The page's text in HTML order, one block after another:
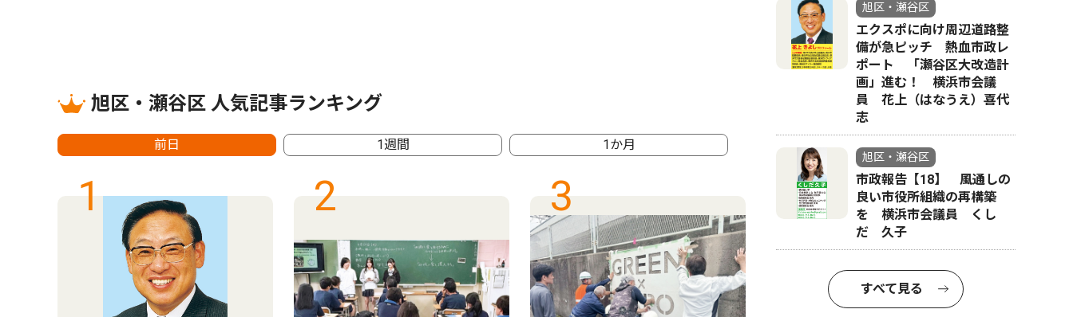
旭区・瀬谷区 人気記事ランキング
前日 1週間 1か月
1 2 3 4
旭区・瀬谷区
エクスポに向け周辺道路整
備が急ピッチ 熱血市政レ
ポート 「瀬谷区大改造計
画」進む！ 横浜市会議
員 花上（はなうえ）喜代
志
旭区・瀬谷区
市政報告【18】 風通しの
良い市役所組織の再構築
を 横浜市会議員 くし
だ 久子
すべて見る